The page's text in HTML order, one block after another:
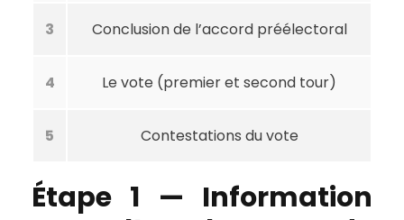
3 Conclusion de l’accord préélectoral
4 Le vote (premier et second tour)
5 Contestations du vote
Étape 1 — Information